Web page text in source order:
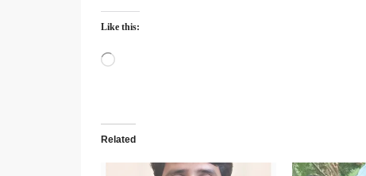
Like this:
Loading…
Related